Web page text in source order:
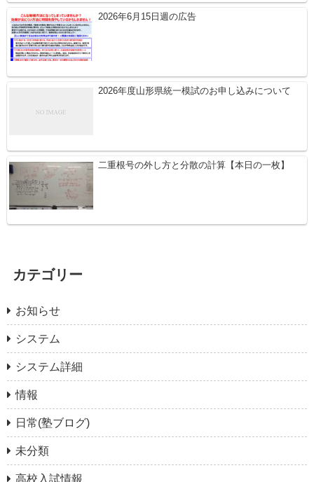
2026年6月15日週の広告
2026年度山形県統一模試のお申し込みについて
二重根号の外し方と分散の計算【本日の一枚】
カテゴリー
お知らせ
システム
システム詳細
情報
日常(塾ブログ)
未分類
高校入試情報